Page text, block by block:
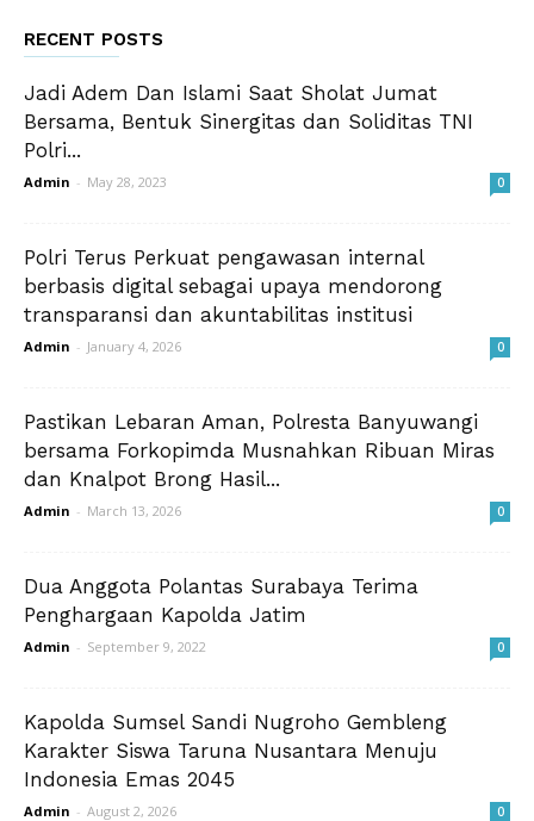
RECENT POSTS
Jadi Adem Dan Islami Saat Sholat Jumat
Bersama, Bentuk Sinergitas dan Soliditas TNI
Polri...
Admin - May 28, 2023 0
Polri Terus Perkuat pengawasan internal
berbasis digital sebagai upaya mendorong
transparansi dan akuntabilitas institusi
Admin - January 4, 2026 0
Pastikan Lebaran Aman, Polresta Banyuwangi
bersama Forkopimda Musnahkan Ribuan Miras
dan Knalpot Brong Hasil...
Admin - March 13, 2026 0
Dua Anggota Polantas Surabaya Terima
Penghargaan Kapolda Jatim
Admin - September 9, 2022 0
Kapolda Sumsel Sandi Nugroho Gembleng
Karakter Siswa Taruna Nusantara Menuju
Indonesia Emas 2045
Admin - August 2, 2026 0